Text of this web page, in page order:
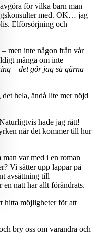
för vilka barn man
med. OK… jag
Elförsörjning och
– men inte någon från vår
många om inte
– det gör jag så gärna
hela, ändå lite mer nöjd
hade jag rätt!
när det kommer till hur
var med i en roman
Vi sätter upp lappar på
avsättning till
natt har allt förändrats.
hitta möjligheter för att
bry oss om varandra och